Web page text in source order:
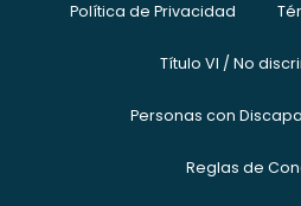
Política de Privacidad
Título VI / No
Personas con
Reglas de